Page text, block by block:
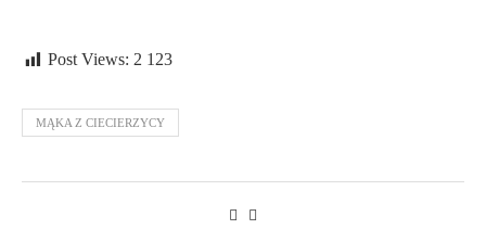
Post Views: 2 123
MĄKA Z CIECIERZYCY